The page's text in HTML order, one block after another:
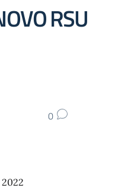
RSU
0
2022